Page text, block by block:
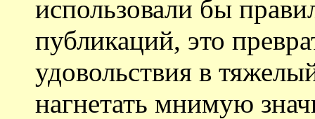
использовали бы
публикаций, это
удовольствия в
нагнетать мнимую